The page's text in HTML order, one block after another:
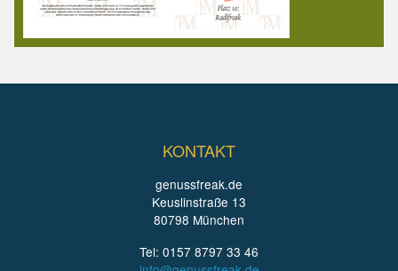
KONTAKT
genussfreak.de
Keuslinstraße 13
80798 München
Tel: 0157 8797 33 46